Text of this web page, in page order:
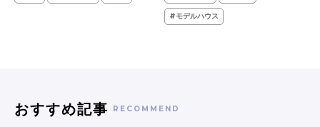
#モデルハウス
おすすめ記事 RECOMMEND